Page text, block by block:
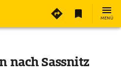
MENÜ
nach Sassnitz